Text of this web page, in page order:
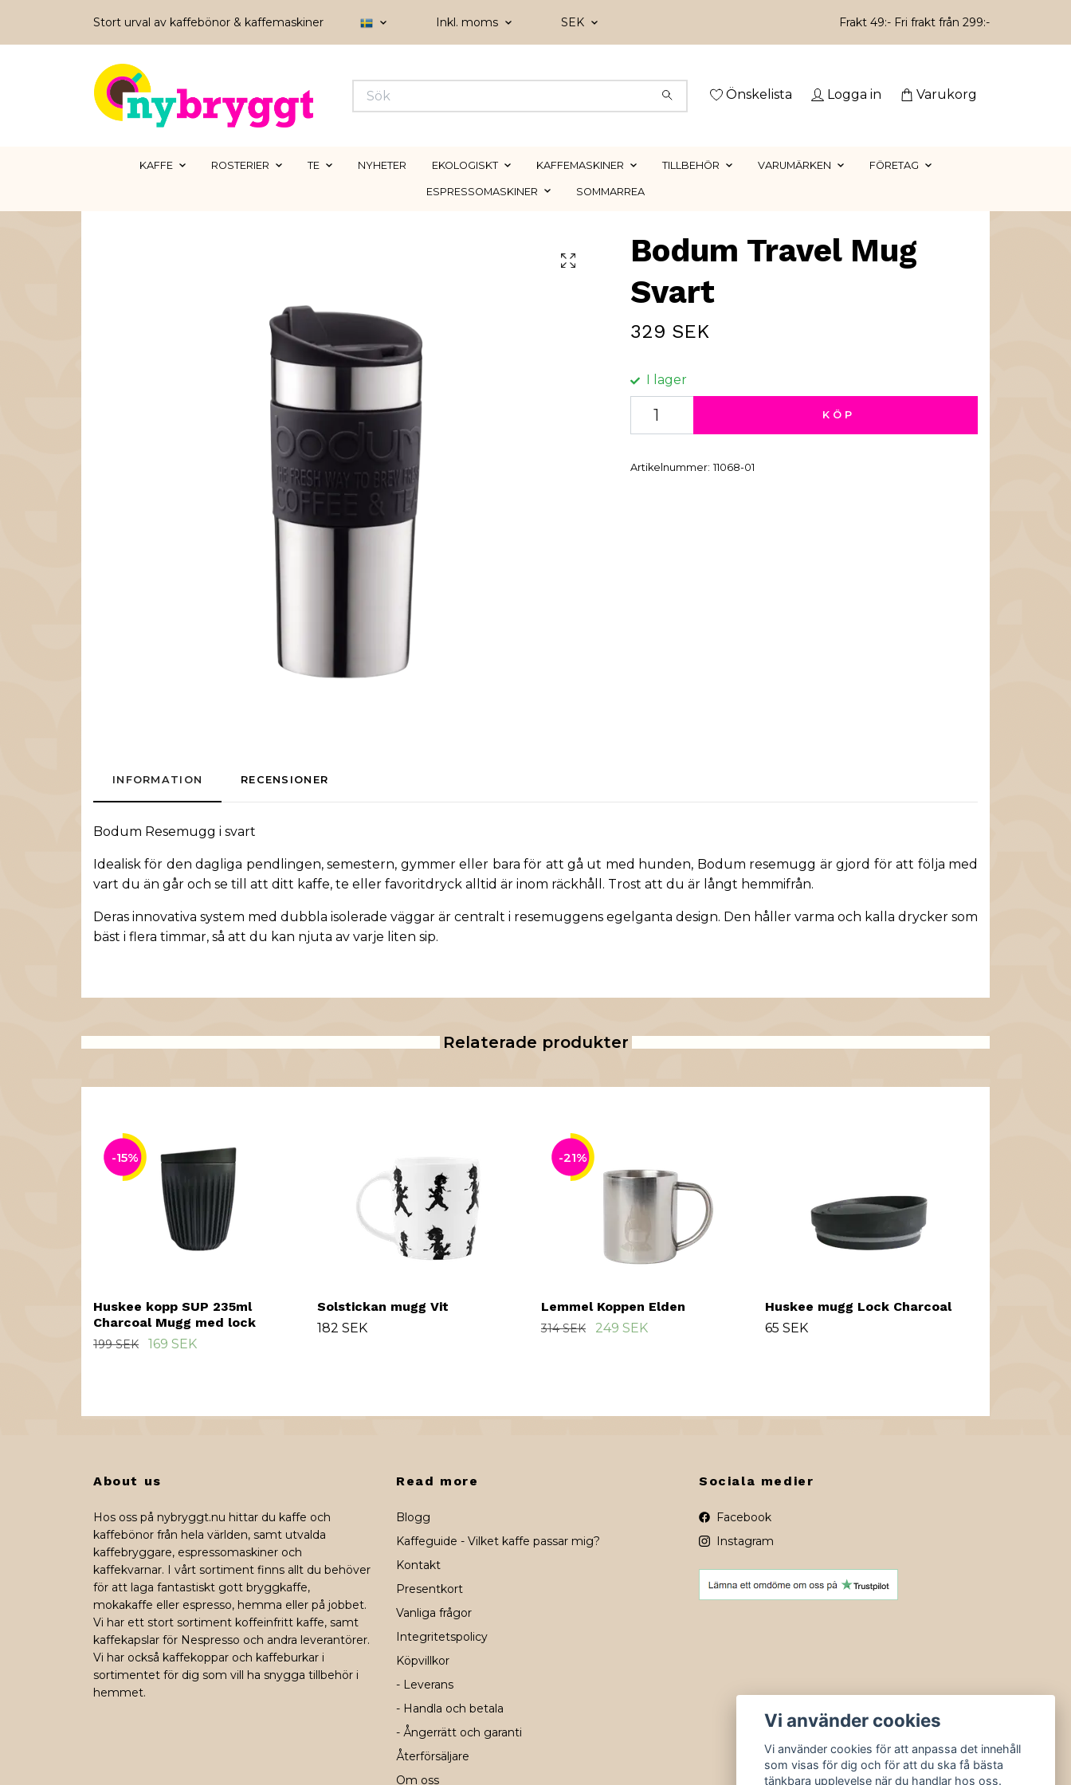
Stort urval av kaffebönor & kaffemaskiner Inkl. moms SEK Frakt 49:- Fri frakt från 299:-
Önskelista Logga in Varukorg
KAFFE ROSTERIER TE NYHETER EKOLOGISKT KAFFEMASKINER TILLBEHÖR VARUMÄRKEN FÖRETAG
ESPRESSOMASKINER SOMMARREA
Bodum Travel Mug
Svart
329 SEK
I lager
KÖP
Artikelnummer: 11068-01
INFORMATION RECENSIONER
Bodum Resemugg i svart
Idealisk för den dagliga pendlingen, semestern, gymmer eller bara för att gå ut med hunden, Bodum resemugg är gjord för att följa med
vart du än går och se till att ditt kaffe, te eller favoritdryck alltid är inom räckhåll. Trost att du är långt hemmifrån.
Deras innovativa system med dubbla isolerade väggar är centralt i resemuggens egelganta design. Den håller varma och kalla drycker som
bäst i flera timmar, så att du kan njuta av varje liten sip.
Relaterade produkter
-15%
Huskee kopp SUP 235ml
Charcoal Mugg med lock
199 SEK 169 SEK
Solstickan mugg Vit
182 SEK
-21%
Lemmel Koppen Elden
314 SEK 249 SEK
Huskee mugg Lock Charcoal
65 SEK
About us
Hos oss på nybryggt.nu hittar du kaffe och
kaffebönor från hela världen, samt utvalda
kaffebryggare, espressomaskiner och
kaffekvarnar. I vårt sortiment finns allt du behöver
för att laga fantastiskt gott bryggkaffe,
mokakaffe eller espresso, hemma eller på jobbet.
Vi har ett stort sortiment koffeinfritt kaffe, samt
kaffekapslar för Nespresso och andra leverantörer.
Vi har också kaffekoppar och kaffeburkar i
sortimentet för dig som vill ha snygga tillbehör i
hemmet.
Read more
Blogg
Kaffeguide - Vilket kaffe passar mig?
Kontakt
Presentkort
Vanliga frågor
Integritetspolicy
Köpvillkor
- Leverans
- Handla och betala
- Ångerrätt och garanti
Återförsäljare
Om oss
Sociala medier
Facebook
Instagram
Vi använder cookies
Vi använder cookies för att anpassa det innehåll
som visas för dig och för att du ska få bästa
tänkbara upplevelse när du handlar hos oss.